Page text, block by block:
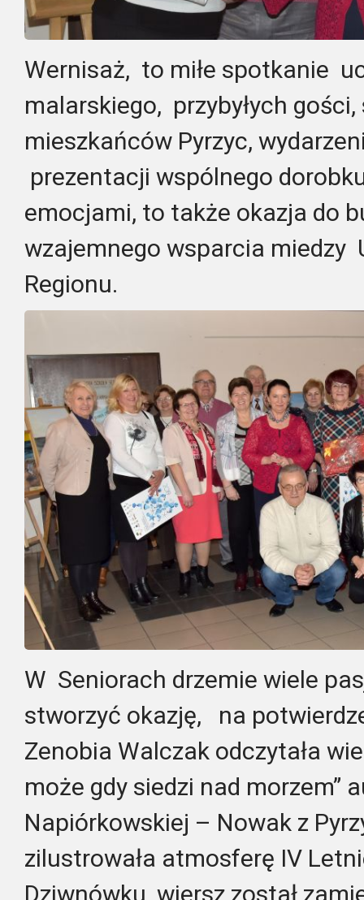
Wernisaż, to miłe spotkanie
malarskiego, przybyłych gości,
mieszkańców Pyrzyc,
prezentacji wspólnego
emocjami, to także okazja do
wzajemnego wsparcia miedzy
Regionu.
W Seniorach drzemie wiele
stworzyć okazję, na
Zenobia Walczak odczytała
może gdy siedzi nad morzem”
Napiórkowskiej – Nowak z
zilustrowała atmosferę IV
Dziwnówku, wiersz został